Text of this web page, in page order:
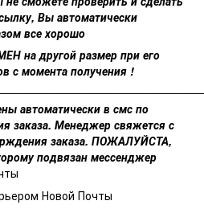
Вы автоматически
все хорошо
на другой размер при его
с момента получения !
автоматически в смс по
заказа. Менеджер свяжется с
заказа. ПОЖАЛУЙСТА,
подвязан мессенджер
Новой Почты